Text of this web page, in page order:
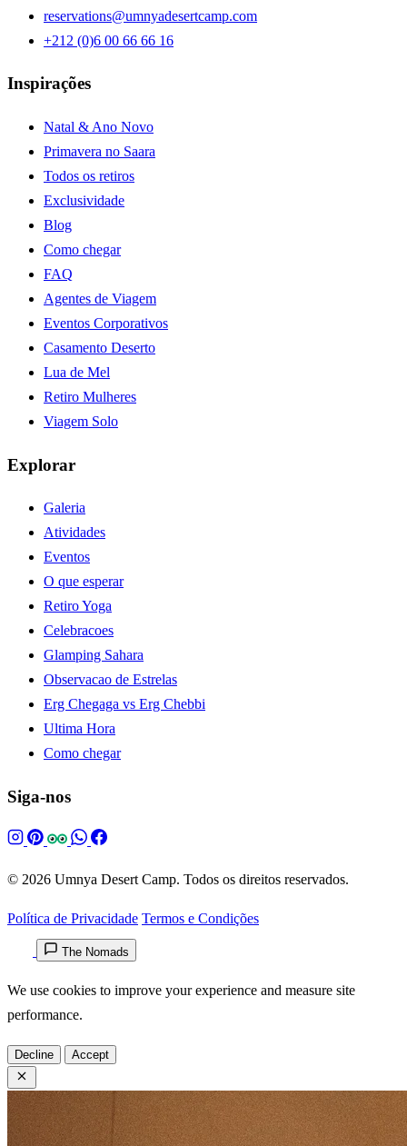
reservations@umnyadesertcamp.com
+212 (0)6 00 66 66 16
Inspirações
Natal & Ano Novo
Primavera no Saara
Todos os retiros
Exclusividade
Blog
Como chegar
FAQ
Agentes de Viagem
Eventos Corporativos
Casamento Deserto
Lua de Mel
Retiro Mulheres
Viagem Solo
Explorar
Galeria
Atividades
Eventos
O que esperar
Retiro Yoga
Celebracoes
Glamping Sahara
Observacao de Estrelas
Erg Chegaga vs Erg Chebbi
Ultima Hora
Como chegar
Siga-nos
© 2026 Umnya Desert Camp. Todos os direitos reservados.
Política de Privacidade Termos e Condições
The Nomads
We use cookies to improve your experience and measure site
performance.
Decline Accept